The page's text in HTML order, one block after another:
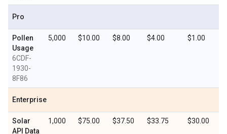
Pro
Pollen
Usage
6CDF-
1930-
8F86
5,000 $10.00 $8.00 $4.00 $1.00
Enterprise
Solar
API Data
1,000 $75.00 $37.50 $33.75 $30.00